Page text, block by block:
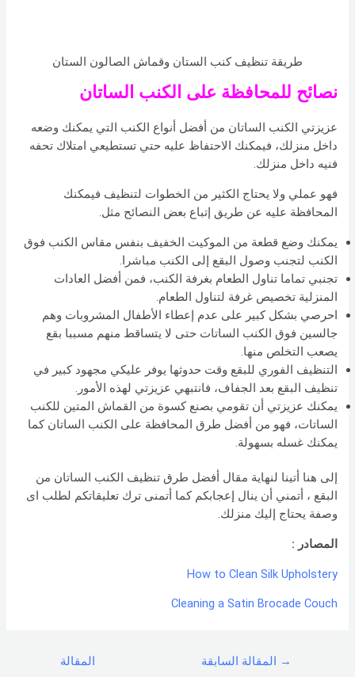
طريقة تنظيف كنب الستان وقماش الصالون الستان
نصائح للمحافظة على الكنب الساتان
عزيزتي الكنب الساتان من أفضل أنواع الكنب التي يمكنك وضعه
داخل منزلك، فيمكنك الاحتفاظ عليه حتي تستطيعي امتلاك تحفه
فنيه داخل منزلك.
فهو عملي ولا يحتاج الكثير من الخطوات لتنظيف فيمكنك
المحافظة عليه عن طريق إتباع بعض النصائح مثل.
يمكنك وضع قطعة من الموكيت الخفيف بنفس مقاس الكنب فوق
الكنب لتجنب وصول البقع إلى الكنب مباشرا.
تجنبي تماما تناول الطعام بغرفة الكنب، فمن أفضل العادات
المنزلية تخصيص غرفة لتناول الطعام.
احرصي بشكل كبير على عدم إعطاء الأطفال المشروبات وهم
جالسين فوق الكنب الساتات حتى لا يتساقط منهم مسببا بقع
يصعب التخلص منها.
التنظيف الفوري للبقع وقت حدوثها يوفر عليكي مجهود كبير في
تنظيف البقع بعد الجفاف، فانتبهي عزيزتي لهذه الأمور.
يمكنك عزيزتي أن تقومي بصنع كسوة من القماش المتين للكنب
الساتات، فهو من أفضل طرق المحافظة على الكنب الساتان كما
يمكنك غسله بسهولة.
إلى هنا أتينا لنهاية مقال أفضل طرق تنظيف الكنب الساتان من
البقع ، أتمني أن ينال إعجابكم كما أتمنى ترك تعليقاتكم لطلب اى
وصفة يحتاج إليك منزلك.
المصادر :
How to Clean Silk Upholstery
Cleaning a Satin Brocade Couch
→ المقالة السابقة
المقالة